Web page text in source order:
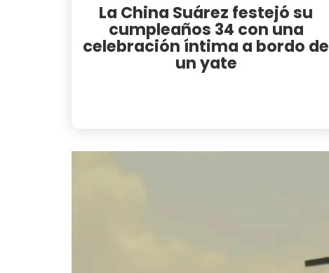
La China Suárez festejó su
cumpleaños 34 con una
celebración íntima a bordo de
un yate